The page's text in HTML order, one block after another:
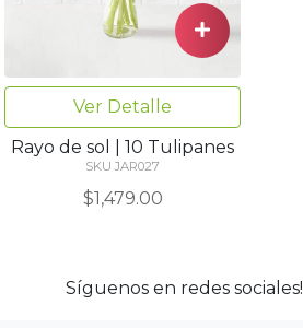
Ver Detalle
Rayo de sol | 10 Tulipanes
SKU JAR027
$1,479.00
Síguenos en redes sociales!